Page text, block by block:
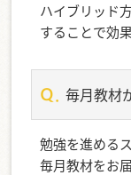
ハイブリッド
することで効
毎月教材
勉強を進める
毎月教材をお